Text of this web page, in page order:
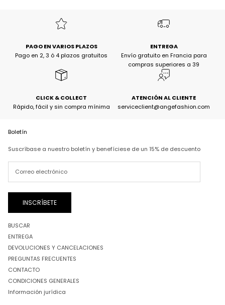
PAGO EN VARIOS PLAZOS
Pago en 2, 3 ó 4 plazos gratuitos
ENTREGA
Envío gratuito en Francia para
compras superiores a 39
CLICK & COLLECT
Rápido, fácil y sin compra mínima
ATENCIÓN AL CLIENTE
serviceclient@angefashion.com
Boletín
Suscríbase a nuestro boletín y benefíciese de un 15% de descuento
INSCRÍBETE
BUSCAR
ENTREGA
DEVOLUCIONES Y CANCELACIONES
PREGUNTAS FRECUENTES
CONTACTO
CONDICIONES GENERALES
Información jurídica